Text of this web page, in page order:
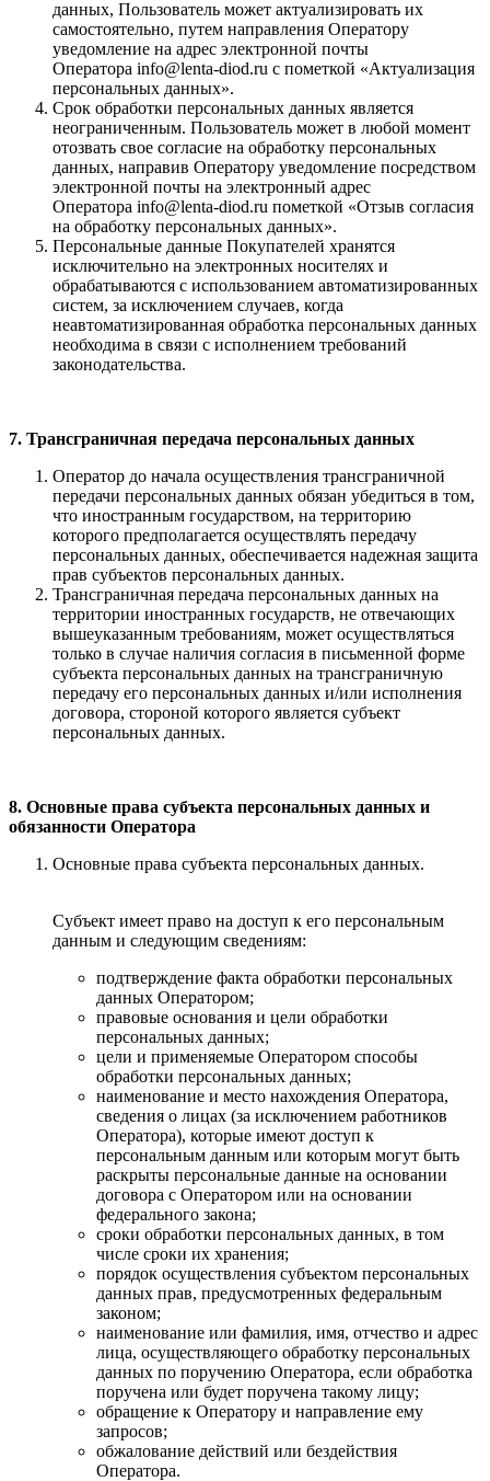
данных, Пользователь может актуализировать их
самостоятельно, путем направления Оператору
уведомление на адрес электронной почты
Оператора info@lenta-diod.ru с пометкой «Актуализация
персональных данных».
Срок обработки персональных данных является
неограниченным. Пользователь может в любой момент
отозвать свое согласие на обработку персональных
данных, направив Оператору уведомление посредством
электронной почты на электронный адрес
Оператора info@lenta-diod.ru пометкой «Отзыв согласия
на обработку персональных данных».
Персональные данные Покупателей хранятся
исключительно на электронных носителях и
обрабатываются с использованием автоматизированных
сис­тем, за исключением случаев, когда
неавтоматизированная обработка персональных данных
необходима в связи с исполнением требований
законодательства.
7. Трансграничная передача персональных данных
Оператор до начала осуществления трансграничной
передачи персональных данных обязан убедиться в том,
что иностранным государством, на территорию
которого предполагается осуществлять передачу
персональных данных, обеспечивается надежная защита
прав субъектов персональных данных.
Трансграничная передача персональных данных на
территории иностранных государств, не отвечающих
вышеуказанным требованиям, может осуществляться
только в случае наличия согласия в письменной форме
субъекта персональных данных на трансграничную
передачу его персональных данных и/или исполнения
договора, стороной которого является субъект
персональных данных.
8. Основные права субъекта персональных данных и
обязанности Оператора
Основные права субъекта персональных данных.
Субъект имеет право на доступ к его персональным
данным и следующим сведениям:
подтверждение факта обработки персональных
данных Оператором;
правовые основания и цели обработки
персональных данных;
цели и применяемые Оператором способы
обработки персональных данных;
наименование и место нахождения Оператора,
сведения о лицах (за исключением работников
Оператора), которые имеют доступ к
персональным данным или которым могут быть
раскрыты персональные данные на основании
договора с Оператором или на основании
федерального закона;
сроки обработки персональных данных, в том
числе сроки их хранения;
порядок осуществления субъектом персональных
данных прав, предусмотренных федеральным
законом;
наименование или фамилия, имя, отчество и адрес
лица, осуществляющего обработку персональных
данных по поручению Оператора, если обработка
поручена или будет поручена такому лицу;
обращение к Оператору и направление ему
запросов;
обжалование действий или бездействия
Оператора.